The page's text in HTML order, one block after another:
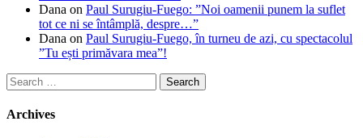
Dana on Paul Surugiu-Fuego: ”Noi oamenii punem la suflet
tot ce ni se întâmplă, despre…”
Dana on Paul Surugiu-Fuego, în turneu de azi, cu spectacolul
”Tu ești primăvara mea”!
Search
for:
Archives